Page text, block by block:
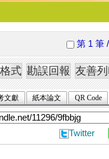
第 1 筆
文獻 紙本論文 QR Code
Twitter